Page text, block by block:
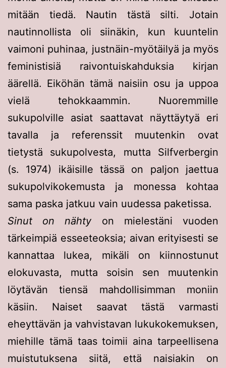
mitään tiedä. Nautin tästä silti. Jotain
nautinnollista oli siinäkin, kun kuuntelin
vaimoni puhinaa, justnäin-myötäilyä ja myös
feministisiä raivontuiskahduksia kirjan
äärellä. Eiköhän tämä naisiin osu ja uppoa
vielä tehokkaammin. Nuoremmille
sukupolville asiat saattavat näyttäytyä eri
tavalla ja referenssit muutenkin ovat
tietystä sukupolvesta, mutta Silfverbergin
(s. 1974) ikäisille tässä on paljon jaettua
sukupolvikokemusta ja monessa kohtaa
sama paska jatkuu vain uudessa paketissa.
Sinut on nähtyon mielestäni vuoden
tärkeimpiä esseeteoksia; aivan erityisesti se
kannattaa lukea, mikäli on kiinnostunut
elokuvasta, mutta soisin sen muutenkin
löytävän tiensä mahdollisimman moniin
käsiin. Naiset saavat tästä varmasti
eheyttävän ja vahvistavan lukukokemuksen,
miehille tämä taas toimii aina tarpeellisena
muistutuksena siitä, että naisiakin on